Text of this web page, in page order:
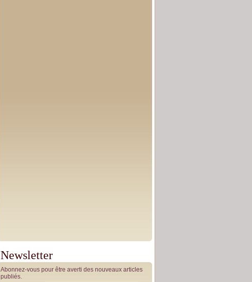
Newsletter
Abonnez-vous pour être averti des nouveaux articles
publiés.